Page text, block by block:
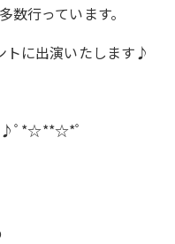
行っています。
トに出演いたします♪
ﾟ*☆**☆*ﾟ